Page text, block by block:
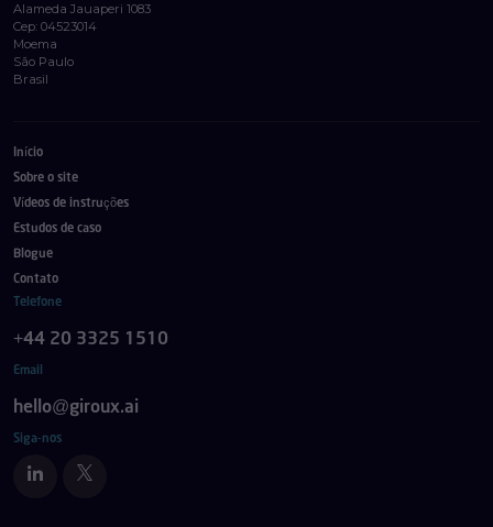
Alameda Jauaperi 1083
Cep: 04523014
Moema
São Paulo
Brasil
Início
Sobre o site
Vídeos de instruções
Estudos de caso
Blogue
Contato
Telefone
+44 20 3325 1510
Email
hello@giroux.ai
Siga-nos